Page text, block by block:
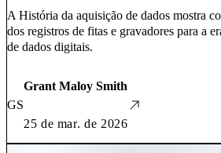
A História da aquisição de dados mostra
dos registros de fitas e gravadores para a
de dados digitais.
GS
Grant Maloy Smith
25 de mar. de 2026